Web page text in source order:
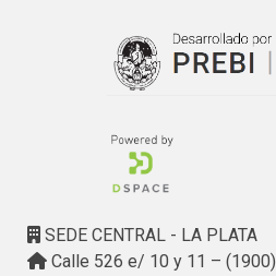
SEDE CENTRAL - LA PLATA
Calle 526 e/ 10 y 11 – (1900)